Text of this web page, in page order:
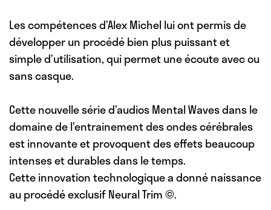
Les compétences d’Alex Michel lui ont permis de
développer un procédé bien plus puissant et
simple d’utilisation, qui permet une écoute avec ou
sans casque.
Cette nouvelle série d’audios Mental Waves dans le
domaine de l’entrainement des ondes cérébrales
est innovante et provoquent des effets beaucoup
intenses et durables dans le temps.
Cette innovation technologique a donné naissance
au procédé exclusif Neural Trim©.